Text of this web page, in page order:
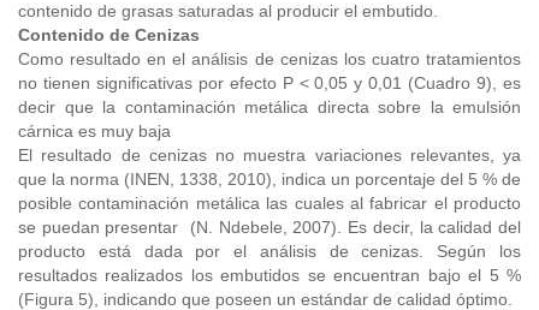
contenido de grasas saturadas al producir el embutido.
Contenido de Cenizas
Como resultado en el análisis de cenizas los cuatro tratamientos
no tienen significativas por efecto P < 0,05 y 0,01 (Cuadro 9), es
decir que la contaminación metálica directa sobre la emulsión
cárnica es muy baja
El resultado de cenizas no muestra variaciones relevantes, ya
que la norma (INEN, 1338, 2010), indica un porcentaje del 5 % de
posible contaminación metálica las cuales al fabricar el producto
se puedan presentar (N. Ndebele, 2007). Es decir, la calidad del
producto está dada por el análisis de cenizas. Según los
resultados realizados los embutidos se encuentran bajo el 5 %
(Figura 5), indicando que poseen un estándar de calidad óptimo.